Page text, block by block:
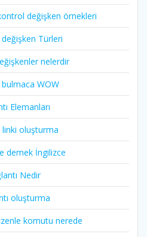
kontrol değişken örnekleri
değişken Türleri
nelerdir
bulmaca WOW
Elemanları
linki oluşturma
demek İngilizce
Nedir
oluşturma
komutu nerede